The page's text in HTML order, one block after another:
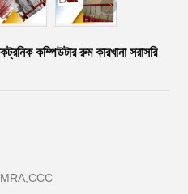
কম্পিউটার রুম কারখানা সরাসরি
MRA,CCC